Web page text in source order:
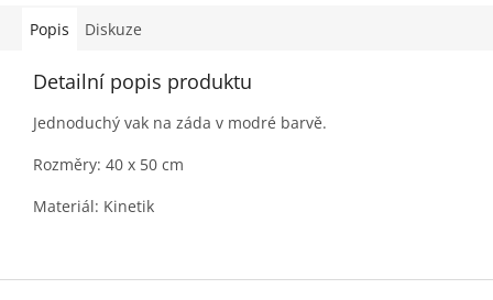
Popis Diskuze
Detailní popis produktu
Jednoduchý vak na záda v modré barvě.
Rozměry: 40 x 50 cm
Materiál: Kinetik
Z